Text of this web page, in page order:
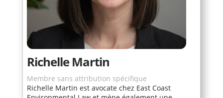
Richelle Martin
Membre sans attribution spécifique
Richelle Martin est avocate chez East Coast